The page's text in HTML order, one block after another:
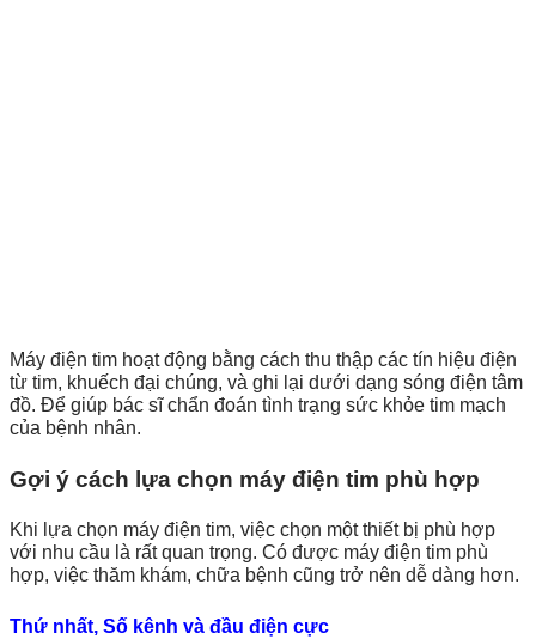
Máy điện tim hoạt động bằng cách thu thập các tín hiệu điện
từ tim, khuếch đại chúng, và ghi lại dưới dạng sóng điện tâm
đồ. Để giúp bác sĩ chẩn đoán tình trạng sức khỏe tim mạch
của bệnh nhân.
Gợi ý cách lựa chọn máy điện tim phù hợp
Khi lựa chọn máy điện tim, việc chọn một thiết bị phù hợp
với nhu cầu là rất quan trọng. Có được máy điện tim phù
hợp, việc thăm khám, chữa bệnh cũng trở nên dễ dàng hơn.
Thứ nhất, Số kênh và đầu điện cực